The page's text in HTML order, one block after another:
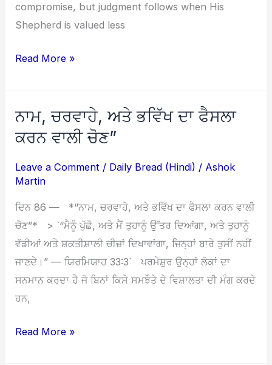
compromise, but judgment follows when His
Shepherd is valued less
Read More »
ਨਾਮ, ਚਰਵਾਹੇ, ਅਤੇ ਭਵਿੱਖ ਦਾ ਫੈਸਲਾ
ਕਰਨ ਵਾਲੀ ਚੋਣ”
Leave a Comment / Daily Bread (Hindi) / Ashok
Martin
ਦਿਨ 86 — *“ਨਾਮ, ਚਰਵਾਹੇ, ਅਤੇ ਭਵਿੱਖ ਦਾ ਫੈਸਲਾ ਕਰਨ ਵਾਲੀ
ਚੋਣ”* > `“ਮੈਨੂੰ ਪੁੱਛੋ, ਅਤੇ ਮੈਂ ਤੁਹਾਨੂੰ ਉੱਤਰ ਦਿਆਂਗਾ, ਅਤੇ ਤੁਹਾਨੂੰ
ਵੱਡੀਆਂ ਅਤੇ ਸ਼ਕਤੀਸ਼ਾਲੀ ਚੀਜ਼ਾਂ ਦਿਖਾਵਾਂਗਾ, ਜਿਨ੍ਹਾਂ ਬਾਰੇ ਤੁਸੀਂ ਨਹੀਂ
ਜਾਣਦੇ।” — ਯਿਰਮਿਯਾਹ 33:3` ਪਰਮੇਸ਼ੁਰ ਉਨ੍ਹਾਂ ਲੋਕਾਂ ਦਾ
ਸਨਮਾਨ ਕਰਦਾ ਹੈ ਜੋ ਬਿਨਾਂ ਕਿਸੇ ਸਮਝੌਤੇ ਦੇ ਵਿਸ਼ਾਲਤਾ ਦੀ ਮੰਗ ਕਰਦੇ
ਹਨ,
ਨਾਮ,
ਚਰਵਾਹੇ,
ਭਵਿੱਖ
ਦਾ
ਫੈਸਲਾ
ਕਰਨ
ਵਾਲੀ
ਚੋਣ”
Read More »